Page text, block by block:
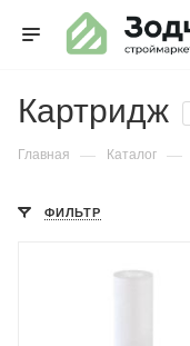
Картридж
Главная — Каталог —
ФИЛЬТР